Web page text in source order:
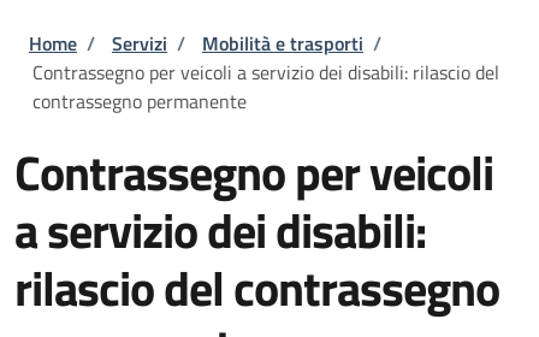
Briciole di pane
Home / Servizi / Mobilità e trasporti /
Contrassegno per veicoli a servizio dei disabili: rilascio del
contrassegno permanente
Contrassegno per veicoli
a servizio dei disabili:
rilascio del contrassegno